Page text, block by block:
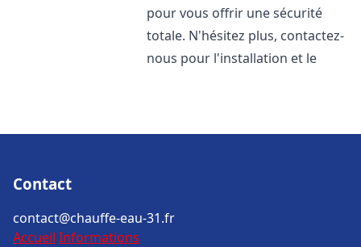
pour vous offrir une sécurité
totale. N'hésitez plus, contactez-
nous pour l'installation et le
Contact
contact@chauffe-eau-31.fr
Accueil Informations